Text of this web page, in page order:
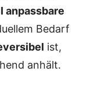
anpassbare
Bedarf
ist,
anhält.